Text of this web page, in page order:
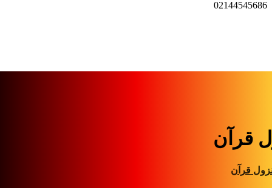
02144545686
قرآن
قرآن